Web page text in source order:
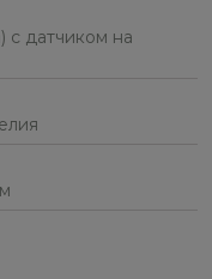
с датчиком на